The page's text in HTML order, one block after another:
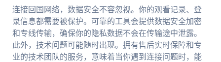
连接回国网络，数据安全不容忽视。你的观看记录、登
录信息都需要被保护。可靠的工具会提供数据安全加密
和专线传输，确保你的隐私数据不会在传输途中泄露。
此外，技术问题可能随时出现。拥有售后实时保障和专
业的技术团队的服务，意味着当你遇到连接问题时，能